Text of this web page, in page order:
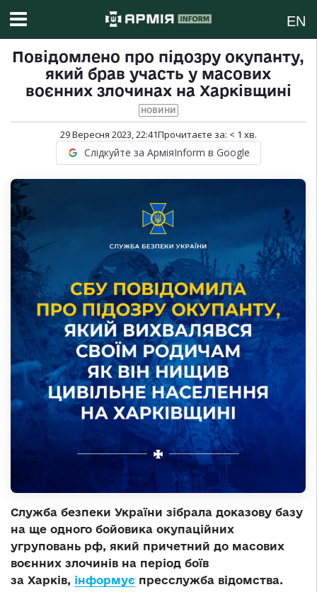
EN
Повідомлено про підозру окупанту,
який брав участь у масових
воєнних злочинах на Харківщині
НОВИНИ
29 Вересня 2023, 22:41Прочитаєте за: < 1 хв.
Слідкуйте за АрміяInform в Google
Служба безпеки України зібрала доказову базу
на ще одного бойовика окупаційних
угруповань рф, який причетний до масових
воєнних злочинів на період боїв
за Харків, інформує пресслужба відомства.